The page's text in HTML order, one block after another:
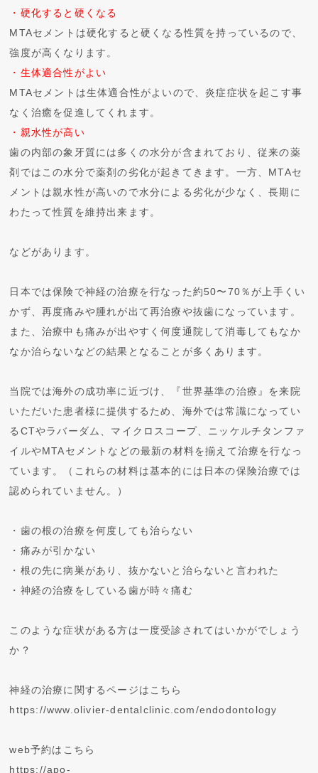
・硬化すると硬くなる
MTAセメントは硬化すると硬くなる性質を持っているので、
強度が高くなります。
・生体適合性がよい
MTAセメントは生体適合性がよいので、炎症症状を起こす事
なく治癒を促進してくれます。
・親水性が高い
歯の内部の象牙質には多くの水分が含まれており、従来の薬
剤ではこの水分で薬剤の劣化が起きてきます。一方、MTAセ
メントは親水性が高いので水分による劣化が少なく、長期に
わたって性質を維持出来ます。
などがあります。
日本では保険で神経の治療を行なった約50〜70％が上手くい
かず、再度痛みや腫れが出て再治療や抜歯になっています。
また、治療中も痛みが出やすく何度通院して消毒してもなか
なか治らないなどの結果となることが多くあります。
当院では海外の成功率に近づけ、『世界基準の治療』を来院
いただいた患者様に提供するため、海外では常識になってい
るCTやラバーダム、マイクロスコープ、ニッケルチタンファ
イルやMTAセメントなどの最新の材料を揃えて治療を行なっ
ています。（これらの材料は基本的には日本の保険治療では
認められていません。）
・歯の根の治療を何度しても治らない
・痛みが引かない
・根の先に病巣があり、抜かないと治らないと言われた
・神経の治療をしている歯が時々痛む
このような症状がある方は一度受診されてはいかがでしょう
か？
神経の治療に関するページはこちら
https://www.olivier-dentalclinic.com/endodontology
web予約はこちら
https://apo-